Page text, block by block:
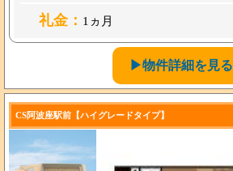
礼金： 1ヵ月
▶物件詳細を見る
CS阿波座駅前【ハイグレードタイプ】